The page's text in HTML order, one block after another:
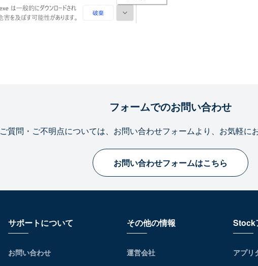
フォームでのお問い合わせ
ご質問・ご不明点については、お問い合わせフォームより、お気軽に
お問い合わせフォームはこちら
サポートについて
お問い合わせ
その他の情報
運営会社
Stock
アプリ